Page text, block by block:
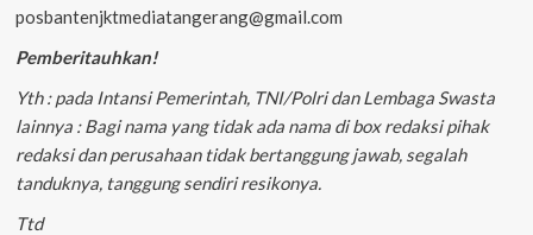
posbantenjktmediatangerang@gmail.com
Pemberitauhkan!
Yth : pada Intansi Pemerintah, TNI/Polri dan Lembaga Swasta
lainnya : Bagi nama yang tidak ada nama di box redaksi pihak
redaksi dan perusahaan tidak bertanggung jawab, segalah
tanduknya, tanggung sendiri resikonya.
Ttd